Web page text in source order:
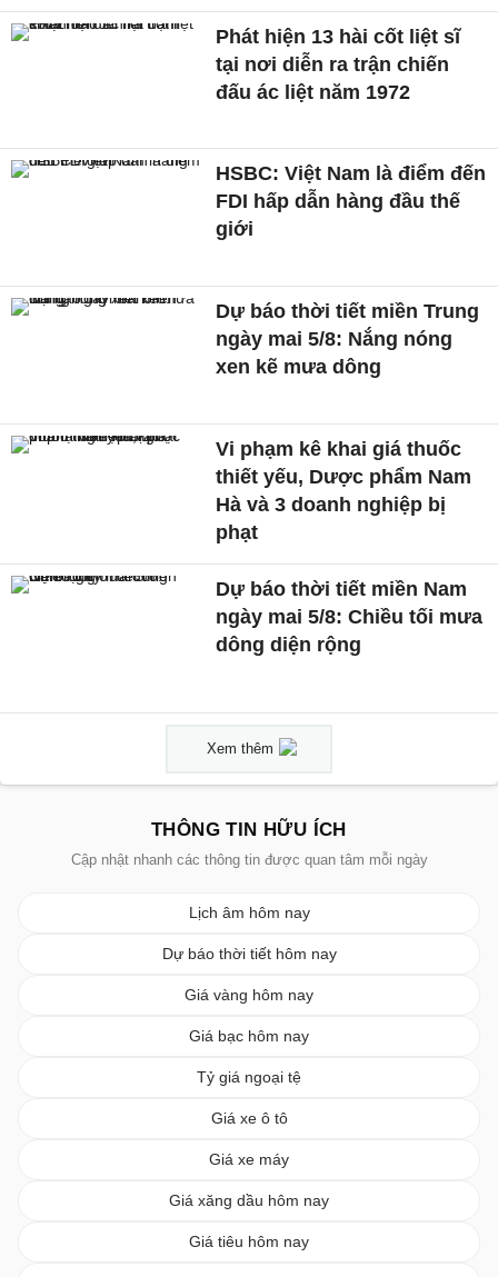
Phát hiện 13 hài cốt liệt sĩ
tại nơi diễn ra trận chiến
đấu ác liệt năm 1972
HSBC: Việt Nam là điểm đến
FDI hấp dẫn hàng đầu thế
giới
Dự báo thời tiết miền Trung
ngày mai 5/8: Nắng nóng
xen kẽ mưa dông
Vi phạm kê khai giá thuốc
thiết yếu, Dược phẩm Nam
Hà và 3 doanh nghiệp bị
phạt
Dự báo thời tiết miền Nam
ngày mai 5/8: Chiều tối mưa
dông diện rộng
Xem thêm
THÔNG TIN HỮU ÍCH
Cập nhật nhanh các thông tin được quan tâm mỗi ngày
Lịch âm hôm nay
Dự báo thời tiết hôm nay
Giá vàng hôm nay
Giá bạc hôm nay
Tỷ giá ngoại tệ
Giá xe ô tô
Giá xe máy
Giá xăng dầu hôm nay
Giá tiêu hôm nay